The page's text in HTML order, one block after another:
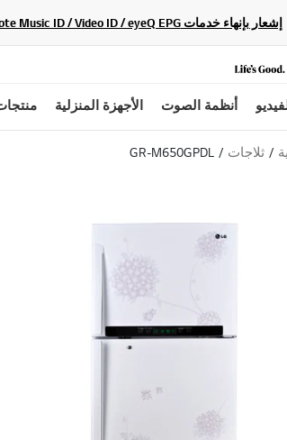
إشعار بإنهاء خدمات Gracenote Music ID / Video ID / eyeQ EPG لأجهزة مشغّل Blu-ray وأنظمة المسرح المنزلي Blu-ray، حيث لن تكون متاحة بعد الآن.
أنظمة الصوت الأجهزة المنزلية
ثلاجات GR-M650GPDL